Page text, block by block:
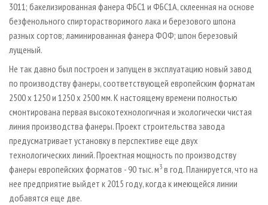
3011; бакелизированная фанера ФБС­1 и ФБС1­А, склеенная на основе
безфенольного спирторастворимого лака и березового шпона
разных сортов; ламинированная фанера ФОФ; шпон березовый
лущеный.
Не так давно был построен и запущен в эксплуатацию новый завод
по производству фанеры, соответствующей европейским форматам
2500 х 1250 и 1250 х 2500 мм. К настоящему времени полностью
смонтирована первая высокотехнологичная и экологически чистая
линия производства фанеры. Проект строительства завода
предусматривает установку в перспективе еще двух
технологических линий. Проектная мощность по производству
фанеры европейских форматов - 90 тыс. м3 в год. Планируется, что на
нее предприятие выйдет к 2015 году, когда к имеющейся линии
добавятся еще две.